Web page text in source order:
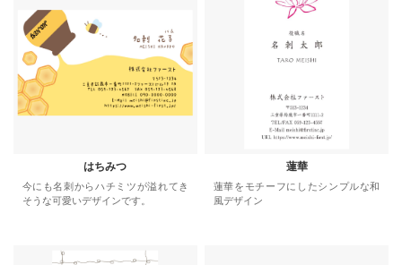
はちみつ
今にも名刺からハチミツが溢れてき
そうな可愛いデザインです。
蓮華
蓮華をモチーフにしたシンプルな和
風デザイン